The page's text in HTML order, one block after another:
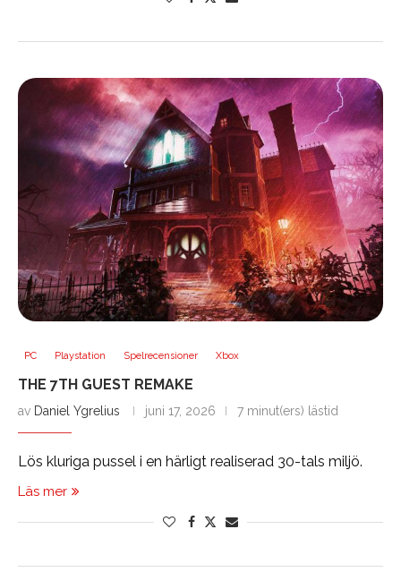
PC Playstation Spelrecensioner Xbox
THE 7TH GUEST REMAKE
av Daniel Ygrelius juni 17, 2026 7 minut(ers) lästid
Lös kluriga pussel i en härligt realiserad 30-tals miljö.
Läs mer